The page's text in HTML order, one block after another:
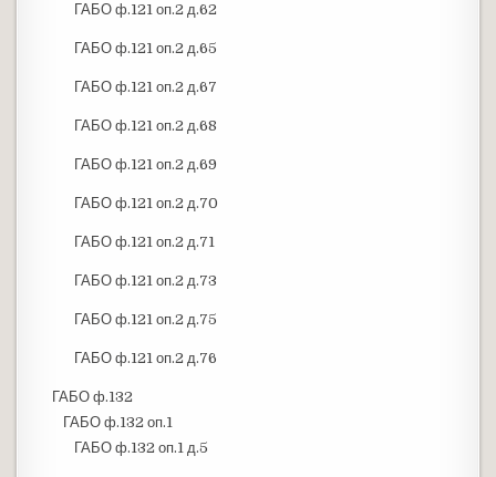
ГАБО ф.121 оп.2 д.62
ГАБО ф.121 оп.2 д.65
ГАБО ф.121 оп.2 д.67
ГАБО ф.121 оп.2 д.68
ГАБО ф.121 оп.2 д.69
ГАБО ф.121 оп.2 д.70
ГАБО ф.121 оп.2 д.71
ГАБО ф.121 оп.2 д.73
ГАБО ф.121 оп.2 д.75
ГАБО ф.121 оп.2 д.76
ГАБО ф.132
ГАБО ф.132 оп.1
ГАБО ф.132 оп.1 д.5